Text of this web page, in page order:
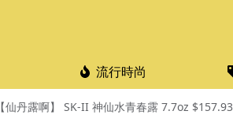
流行時尚
【仙丹露啊】 SK-II 神仙水青春露 7.7oz $157.93